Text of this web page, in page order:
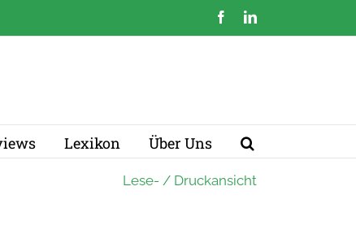
FacebookLinkedIn
Lexikon Über Uns
Lese- / Druckansicht